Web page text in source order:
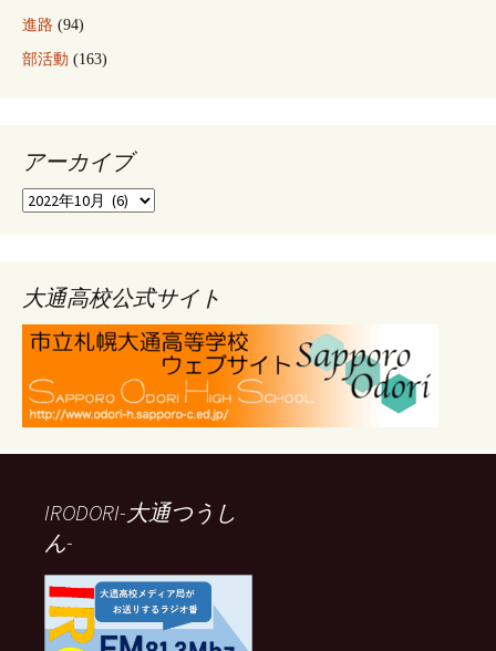
進路 (94)
部活動 (163)
アーカイブ
ア
ブ
大通高校公式サイト
IRODORI-大通つうし
ん-